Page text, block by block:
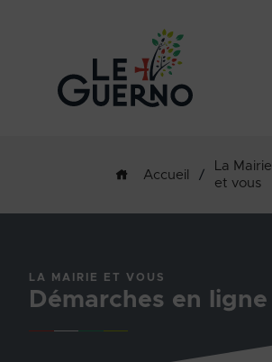
Accueil /
La Mairie
et vous
LA MAIRIE ET VOUS
Démarches en ligne